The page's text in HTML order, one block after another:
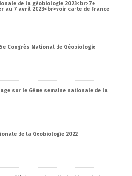
de la géobiologie 2023<br>7e
au 7 avril 2023<br>voir carte de France
Congrès National de Géobiologie
sur le 6ème semaine nationale de la
de la Géobiologie 2022